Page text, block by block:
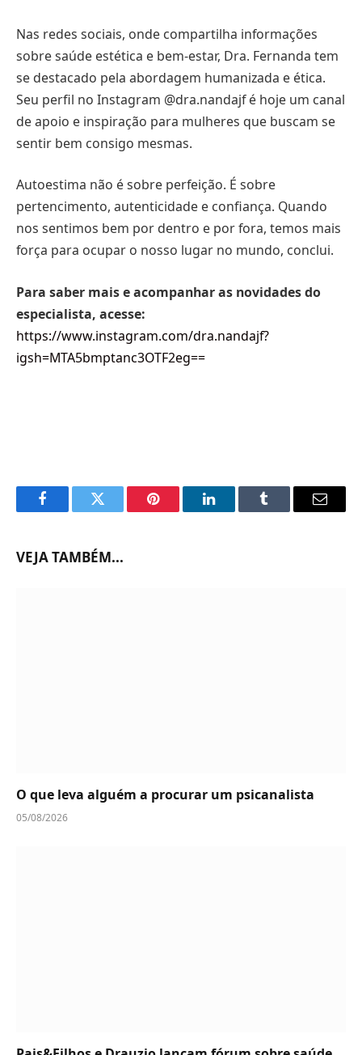
Nas redes sociais, onde compartilha informações
sobre saúde estética e bem-estar, Dra. Fernanda tem
se destacado pela abordagem humanizada e ética.
Seu perfil no Instagram @dra.nandajf é hoje um canal
de apoio e inspiração para mulheres que buscam se
sentir bem consigo mesmas.
Autoestima não é sobre perfeição. É sobre
pertencimento, autenticidade e confiança. Quando
nos sentimos bem por dentro e por fora, temos mais
força para ocupar o nosso lugar no mundo, conclui.
Para saber mais e acompanhar as novidades do
especialista, acesse:
https://www.instagram.com/dra.nandajf?
igsh=MTA5bmptanc3OTF2eg==
FacebookTwitter Pinterest LinkedInTumblr Email
VEJA TAMBÉM...
O que leva alguém a procurar um psicanalista
05/08/2026